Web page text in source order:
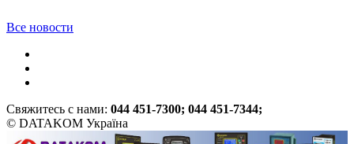
Все новости
Свяжитесь с нами: 044 451-7300; 044 451-7344;
© DATAKOM Україна